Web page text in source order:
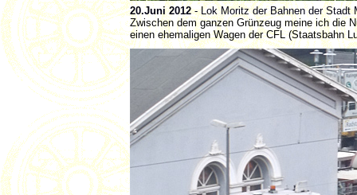
20.Juni 2012- Lok Moritz der Bahnen der Stadt
Zwischen dem ganzen Grünzeug meine ich die
einen ehemaligen Wagen der CFL (Staatsbahn